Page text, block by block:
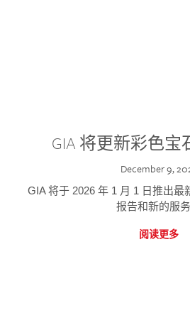
GIA 将更新彩色宝
December 9,
GIA 将于 2026 年 1 月 1 日推出最
报告和新的服务
阅读更多